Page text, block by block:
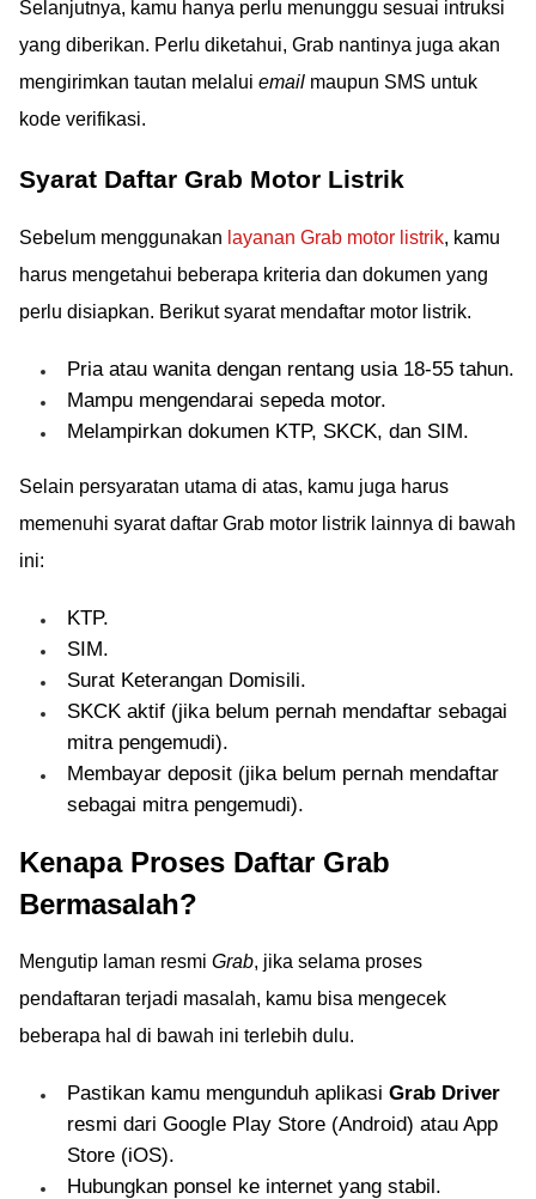
Selanjutnya, kamu hanya perlu menunggu sesuai intruksi
yang diberikan. Perlu diketahui, Grab nantinya juga akan
mengirimkan tautan melalui email maupun SMS untuk
kode verifikasi.
Syarat Daftar Grab Motor Listrik
Sebelum menggunakan layanan Grab motor listrik, kamu
harus mengetahui beberapa kriteria dan dokumen yang
perlu disiapkan. Berikut syarat mendaftar motor listrik.
Pria atau wanita dengan rentang usia 18-55 tahun.
Mampu mengendarai sepeda motor.
Melampirkan dokumen KTP, SKCK, dan SIM.
Selain persyaratan utama di atas, kamu juga harus
memenuhi syarat daftar Grab motor listrik lainnya di bawah
ini:
KTP.
SIM.
Surat Keterangan Domisili.
SKCK aktif (jika belum pernah mendaftar sebagai
mitra pengemudi).
Membayar deposit (jika belum pernah mendaftar
sebagai mitra pengemudi).
Kenapa Proses Daftar Grab
Bermasalah?
Mengutip laman resmi Grab, jika selama proses
pendaftaran terjadi masalah, kamu bisa mengecek
beberapa hal di bawah ini terlebih dulu.
Pastikan kamu mengunduh aplikasi Grab Driver
resmi dari Google Play Store (Android) atau App
Store (iOS).
Hubungkan ponsel ke internet yang stabil.